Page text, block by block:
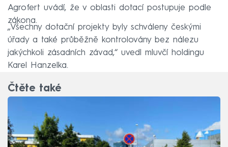
Agrofert uvádí, že v oblasti dotací postupuje podle
zákona.
„Všechny dotační projekty byly schváleny českými
úřady a také průběžně kontrolovány bez nálezu
jakýchkoli zásadních závad,“ uvedl mluvčí holdingu
Karel Hanzelka.
Čtěte také